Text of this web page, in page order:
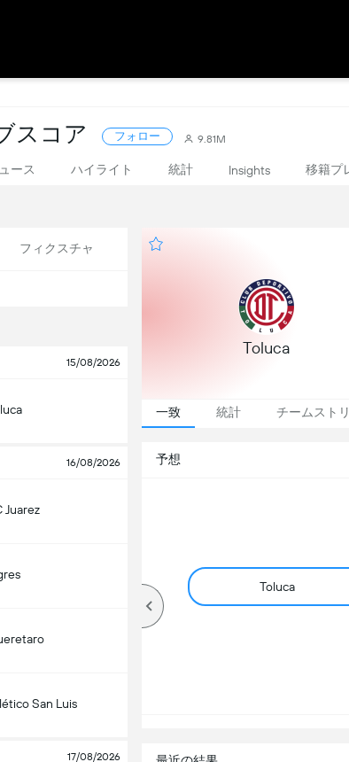
スコア フォロー 9.81M
ース ハイライト 統計 Insights 移籍プ
フィクスチャ
15/08/2026
16/08/2026
Juarez
San Luis
17/08/2026
Toluca
一致 統計 チームスト
予想
Toluca